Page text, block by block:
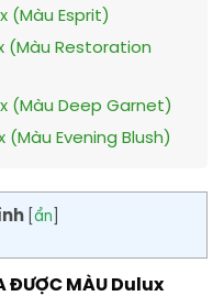
(Màu Esprit)
(Màu Restoration
(Màu Deep Garnet)
(Màu Evening Blush)
ẩn
ĐƯỢC MÀU Dulux